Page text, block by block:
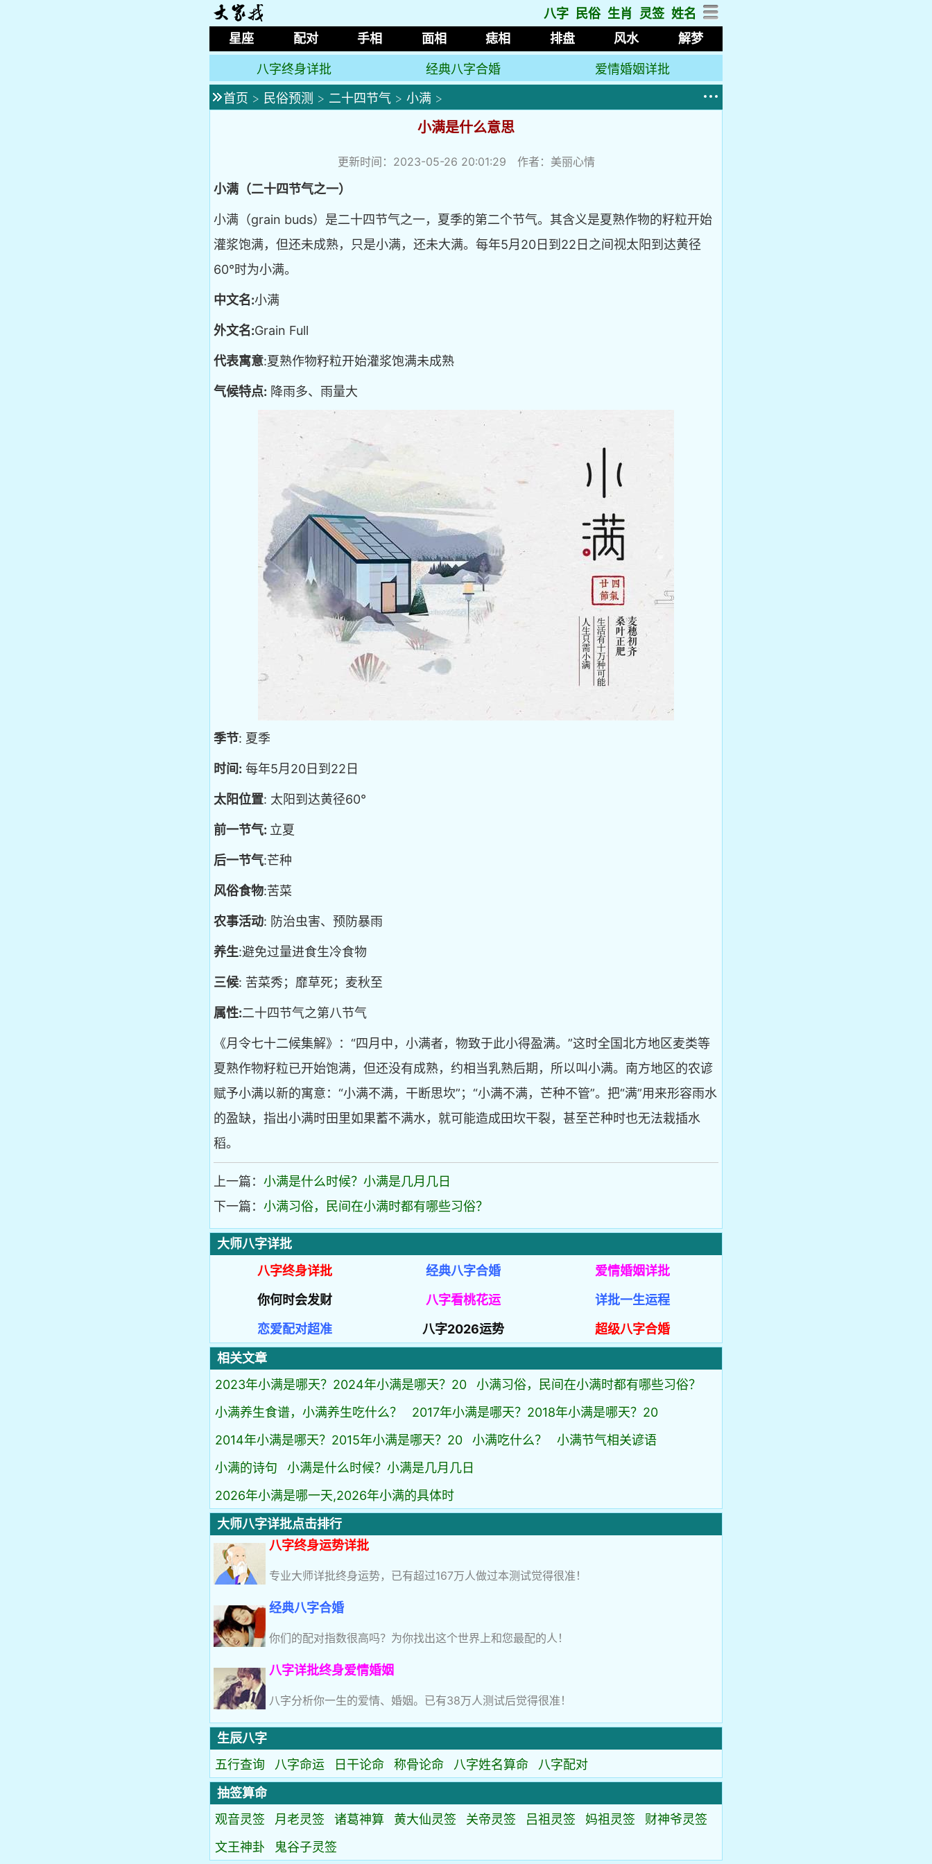
八字 民俗 生肖 灵签 姓名
星座
配对 手相 面相 痣相 排盘 风水 解梦
八字终身详批 经典八字合婚
爱情婚姻详批
首页 > 民俗预测 > 二十四节气 > 小满 >
小满是什么意思
更新时间：2023-05-26 20:01:29 作者：美丽心情
小满（二十四节气之一）
小满（grain buds）是二十四节气之一，夏季的第二个节气。其含义是夏熟作物的籽粒开始
灌浆饱满，但还未成熟，只是小满，还未大满。每年5月20日到22日之间视太阳到达黄径
60°时为小满。
中文名:小满
外文名:Grain Full
代表寓意:夏熟作物籽粒开始灌浆饱满未成熟
气候特点: 降雨多、雨量大
季节: 夏季
时间: 每年5月20日到22日
太阳位置: 太阳到达黄径60°
前一节气: 立夏
后一节气:芒种
风俗食物:苦菜
农事活动: 防治虫害、预防暴雨
养生:避免过量进食生冷食物
三候: 苦菜秀；靡草死；麦秋至
属性:二十四节气之第八节气
《月令七十二候集解》：“四月中，小满者，物致于此小得盈满。”这时全国北方地区麦类等
夏熟作物籽粒已开始饱满，但还没有成熟，约相当乳熟后期，所以叫小满。南方地区的农谚
赋予小满以新的寓意：“小满不满，干断思坎”；“小满不满，芒种不管”。把“满”用来形容雨水
的盈缺，指出小满时田里如果蓄不满水，就可能造成田坎干裂，甚至芒种时也无法栽插水
稻。
上一篇： 小满是什么时候？小满是几月几日
下一篇： 小满习俗，民间在小满时都有哪些习俗？
大师八字详批
八字终身详批
经典八字合婚
爱情婚姻详批
你何时会发财
八字看桃花运
详批一生运程
恋爱配对超准
八字2026运势
超级八字合婚
相关文章
2023年小满是哪天？2024年小满是哪天？20
小满习俗，民间在小满时都有哪些习俗？
小满养生食谱，小满养生吃什么？
2017年小满是哪天？2018年小满是哪天？20
2014年小满是哪天？2015年小满是哪天？20
小满吃什么？
小满节气相关谚语
小满的诗句
小满是什么时候？小满是几月几日
2026年小满是哪一天,2026年小满的具体时
大师八字详批点击排行
八字终身运势详批
专业大师详批终身运势，已有超过167万人做过本测试觉得很准！
经典八字合婚
你们的配对指数很高吗？为你找出这个世界上和您最配的人！
八字详批终身爱情婚姻
八字分析你一生的爱情、婚姻。已有38万人测试后觉得很准！
生辰八字
五行查询
八字命运 日干论命 称骨论命 八字姓名算命
八字配对
抽签算命
观音灵签
月老灵签 诸葛神算 黄大仙灵签 关帝灵签 吕祖灵签 妈祖灵签
财神爷灵签
文王神卦
鬼谷子灵签